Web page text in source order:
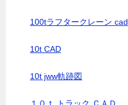
100tラフタークレーン cad
10t CAD
10t jww軌跡図